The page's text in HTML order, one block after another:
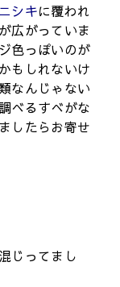
シキに覆われ
広がっていま
色っぽいのが
もしれないけ
なんじゃない
べるすべがな
したらお寄せ
じってまし